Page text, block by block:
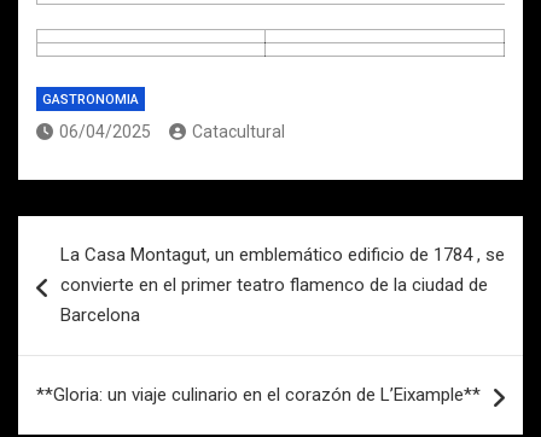
GASTRONOMIA
06/04/2025 Catacultural
de
entradas
La Casa Montagut, un emblemático edificio de 1784 , se
convierte en el primer teatro flamenco de la ciudad de
Barcelona
**Gloria: un viaje culinario en el corazón de L’Eixample**